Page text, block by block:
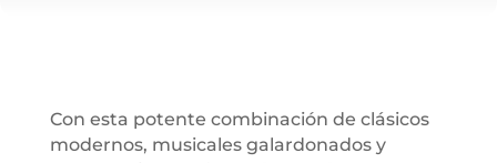
Con esta potente combinación de clásicos
modernos, musicales galardonados y